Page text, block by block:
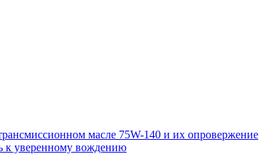
масле 75W-140 и их опровержение
к уверенному вождению